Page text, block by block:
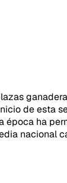
de esta
época ha
nacional